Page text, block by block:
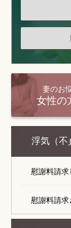
妻のお
女性の
浮気（不
慰謝料請求
慰謝料請求